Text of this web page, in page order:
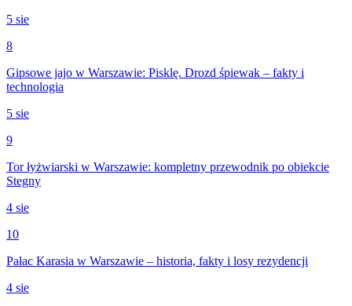
5 sie
8
Gipsowe jajo w Warszawie: Pisklę. Drozd śpiewak – fakty i
technologia
5 sie
9
Tor łyżwiarski w Warszawie: kompletny przewodnik po obiekcie
Stegny
4 sie
10
Pałac Karasia w Warszawie – historia, fakty i losy rezydencji
4 sie